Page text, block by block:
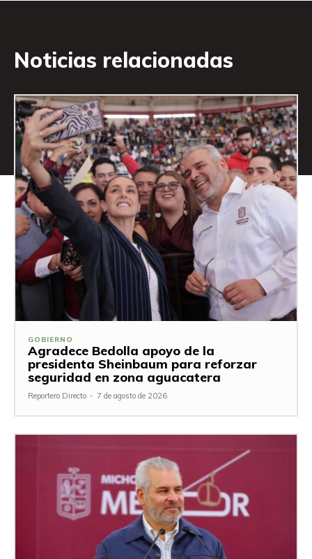
Noticias relacionadas
GOBIERNO
Agradece Bedolla apoyo de la
presidenta Sheinbaum para reforzar
seguridad en zona aguacatera
Reportero Directo - 7 de agosto de 2026